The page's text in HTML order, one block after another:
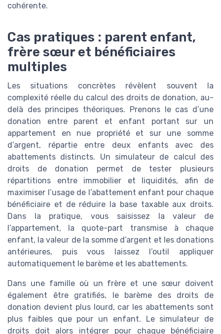
cohérente.
Cas pratiques : parent enfant,
frère sœur et bénéficiaires
multiples
Les situations concrètes révèlent souvent la
complexité réelle du calcul des droits de donation, au-
delà des principes théoriques. Prenons le cas d’une
donation entre parent et enfant portant sur un
appartement en nue propriété et sur une somme
d’argent, répartie entre deux enfants avec des
abattements distincts. Un simulateur de calcul des
droits de donation permet de tester plusieurs
répartitions entre immobilier et liquidités, afin de
maximiser l’usage de l’abattement enfant pour chaque
bénéficiaire et de réduire la base taxable aux droits.
Dans la pratique, vous saisissez la valeur de
l’appartement, la quote-part transmise à chaque
enfant, la valeur de la somme d’argent et les donations
antérieures, puis vous laissez l’outil appliquer
automatiquement le barème et les abattements.
Dans une famille où un frère et une sœur doivent
également être gratifiés, le barème des droits de
donation devient plus lourd, car les abattements sont
plus faibles que pour un enfant. Le simulateur de
droits doit alors intégrer pour chaque bénéficiaire